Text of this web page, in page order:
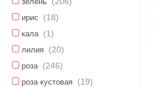
ирис (18)
кала (1)
лилия (20)
роза (246)
роза кустовая (19)